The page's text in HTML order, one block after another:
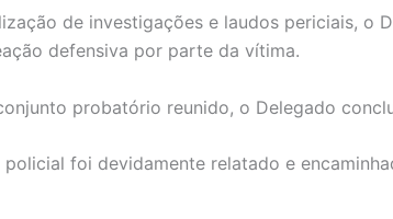
de investigações e laudos periciais, o
defensiva por parte da vítima.
probatório reunido, o Delegado
policial foi devidamente relatado e